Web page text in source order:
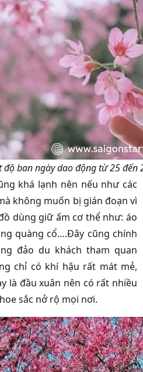
ban ngày dao động từ 25 đến
khá lạnh nên nếu như các
không muốn bị gián đoạn vì
dùng giữ ấm cơ thể như: áo
quàng cổ….Đây cũng chính
đảo du khách tham quan
chỉ có khí hậu rất mát mẻ,
là đầu xuân nên có rất nhiều
sắc nở rộ mọi nơi.